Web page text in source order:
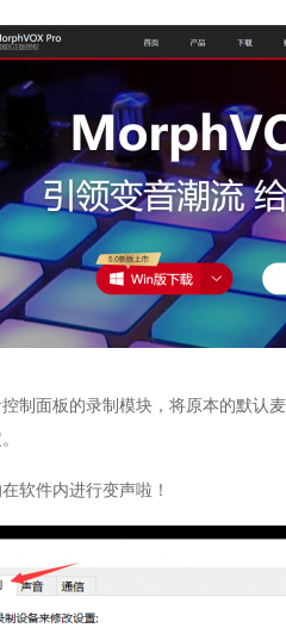
制面板的录制模块，将原本的默认
软件内进行变声啦！